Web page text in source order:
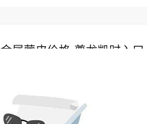
属蒙皮价格-尊龙凯时入口
是博官网 耐磨陶瓷管